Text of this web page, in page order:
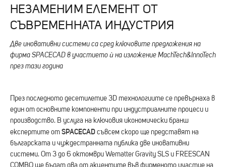
НЕЗАМЕНИМ ЕЛЕМЕНТ ОТ
СЪВРЕМЕННАТА ИНДУСТРИЯ
Две иновативни системи са сред ключовите предложения на
фирма SPACECAD в участието ѝ на изложение MachTech&InnoTech
през тази година
През последното десетилетие 3D технологиите се превърнаха в
един от основните компоненти при индустриалните процеси и
производство. В услуга на ключовия икономически бранш
експертите от SPACECAD съвсем скоро ще представят на
българската и чуждестранната публика две иновативни
системи. От 3 до 6 октомври Wematter Gravity SLS и FREESCAN
COMBO ще бъдат два от акцентите във фирменото участие на